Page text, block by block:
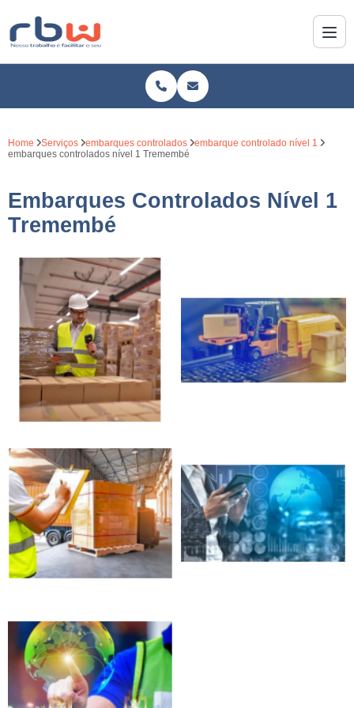
Home Serviços embarques controlados
embarque controlado nível 1
embarques controlados nível 1 Tremembé
Embarques Controlados Nível 1
Tremembé